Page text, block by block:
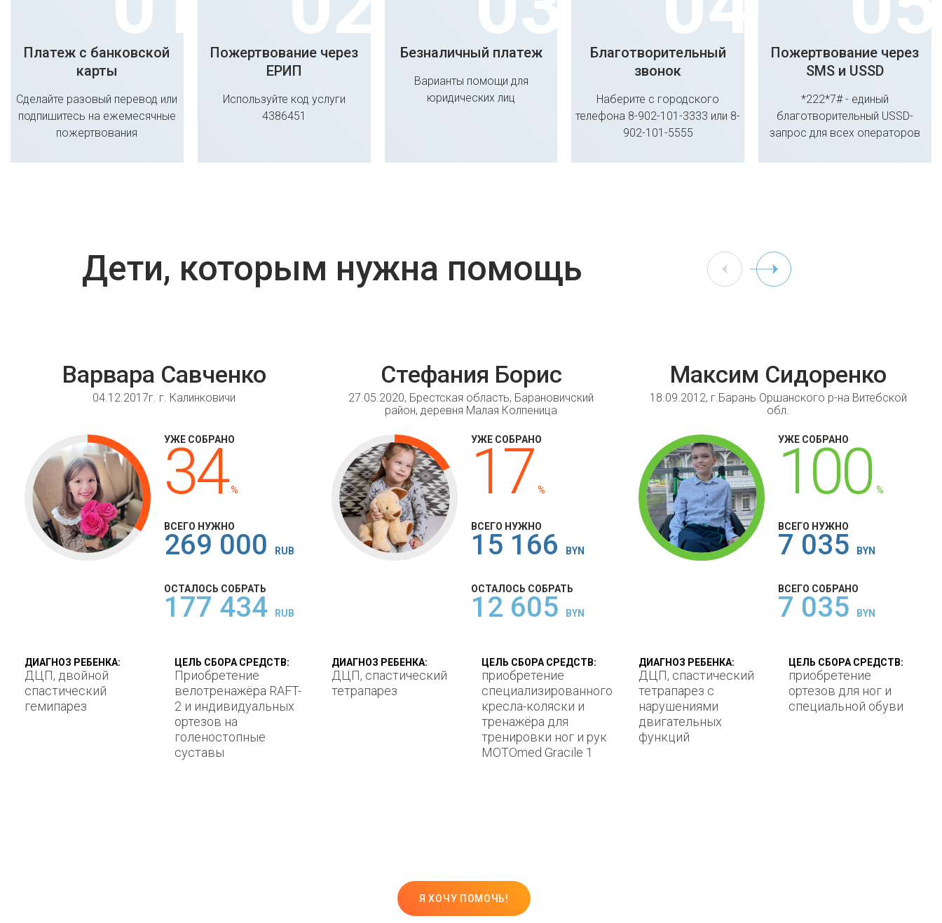
Платеж с банковской
карты
Сделайте разовый перевод или
подпишитесь на ежемесячные
пожертвования
Пожертвование через
ЕРИП
Используйте код услуги
4386451
Безналичный платеж
Варианты помощи для
юридических лиц
Благотворительный
звонок
Наберите с городского
телефона 8-902-101-3333 или 8-
902-101-5555
Пожертвование через
SMS и USSD
*222*7# - единый
благотворительный USSD-
запрос для всех операторов
Дети, которым нужна помощь
Варвара Савченко
04.12.2017г. г. Калинковичи
УЖЕ СОБРАНО
34 %
ВСЕГО НУЖНО
269 000 RUB
ОСТАЛОСЬ СОБРАТЬ
177 434 RUB
ДИАГНОЗ РЕБЕНКА:
ДЦП, двойной
спастический
гемипарез
ЦЕЛЬ СБОРА СРЕДСТВ:
Приобретение
велотренажёра RAFT-
2 и индивидуальных
ортезов на
голеностопные
суставы
Стефания Борис
27.05.2020, Брестская область, Барановичский
район, деревня Малая Колпеница
УЖЕ СОБРАНО
17 %
ВСЕГО НУЖНО
15 166 BYN
ОСТАЛОСЬ СОБРАТЬ
12 605 BYN
ДИАГНОЗ РЕБЕНКА:
ДЦП, спастический
тетрапарез
ЦЕЛЬ СБОРА СРЕДСТВ:
приобретение
специализированного
кресла-коляски и
тренажёра для
тренировки ног и рук
MOTOmed Gracile 1
Максим Сидоренко
18.09.2012, г.Барань Оршанского р-на Витебской
обл.
УЖЕ СОБРАНО
100 %
ВСЕГО НУЖНО
7 035 BYN
ВСЕГО СОБРАНО
7 035 BYN
ДИАГНОЗ РЕБЕНКА:
ДЦП, спастический
тетрапарез с
нарушениями
двигательных
функций
ЦЕЛЬ СБОРА СРЕДСТВ:
приобретение
ортезов для ног и
специальной обуви
Я ХОЧУ ПОМОЧЬ!